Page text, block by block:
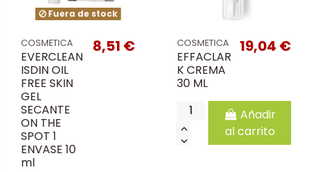
Fuera de stock
COSMETICA
EVERCLEAN
ISDIN OIL
FREE SKIN
GEL
SECANTE
ON THE
SPOT 1
ENVASE 10
ml
8,51 € COSMETICA
EFFACLAR
K CREMA
30 ML
19,04 €
Añadir
al carrito